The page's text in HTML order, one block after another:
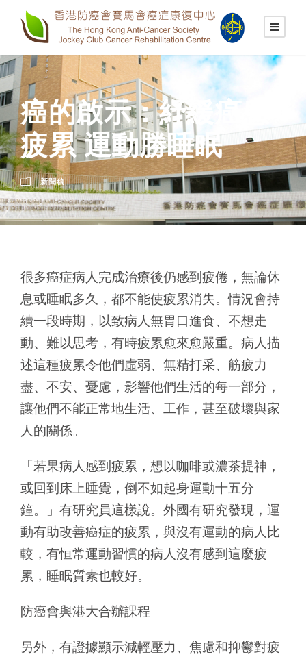
癌的啟示：紓緩癌患
疲累 運動勝睡眠
新聞稿
很多癌症病人完成治療後仍感到疲倦，無論休
息或睡眠多久，都不能使疲累消失。情況會持
續一段時期，以致病人無胃口進食、不想走
動、難以思考，有時疲累愈來愈嚴重。病人描
述這種疲累令他們虛弱、無精打采、筋疲力
盡、不安、憂慮，影響他們生活的每一部分，
讓他們不能正常地生活、工作，甚至破壞與家
人的關係。
「若果病人感到疲累，想以咖啡或濃茶提神，
或回到床上睡覺，倒不如起身運動十五分
鐘。」有研究員這樣說。外國有研究發現，運
動有助改善癌症的疲累，與沒有運動的病人比
較，有恒常運動習慣的病人沒有感到這麼疲
累，睡眠質素也較好。
防癌會與港大合辦課程
另外，有證據顯示減輕壓力、焦慮和抑鬱對疲